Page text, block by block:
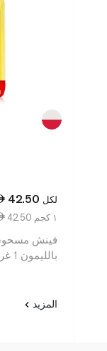
42.50 لكل
42.50 ١ كجم
فينش
بالليمون 1 غرام
المزيد